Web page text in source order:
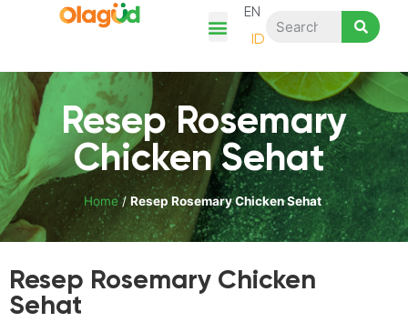
EN
ID
Resep Rosemary
Chicken Sehat
Home/ Resep Rosemary Chicken Sehat
Resep Rosemary Chicken
Sehat